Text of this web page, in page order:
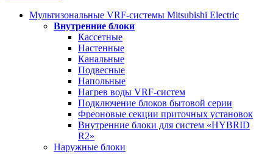
Мультизональные VRF-системы Mitsubishi Electric
Внутренние блоки
Кассетные
Настенные
Канальные
Подвесные
Напольные
Нагрев воды VRF-систем
Подключение блоков бытовой серии
Фреоновые секции приточных установок
Внутренние блоки для систем «HYBRID
R2»
Наружные блоки